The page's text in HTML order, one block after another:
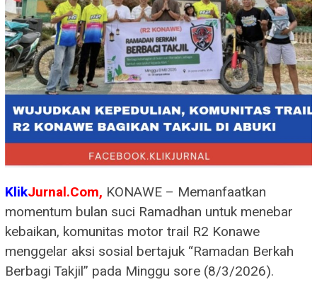
KlikJurnal.Com, KONAWE – Memanfaatkan
momentum bulan suci Ramadhan untuk menebar
kebaikan, komunitas motor trail R2 Konawe
menggelar aksi sosial bertajuk “Ramadan Berkah
Berbagi Takjil” pada Minggu sore (8/3/2026).